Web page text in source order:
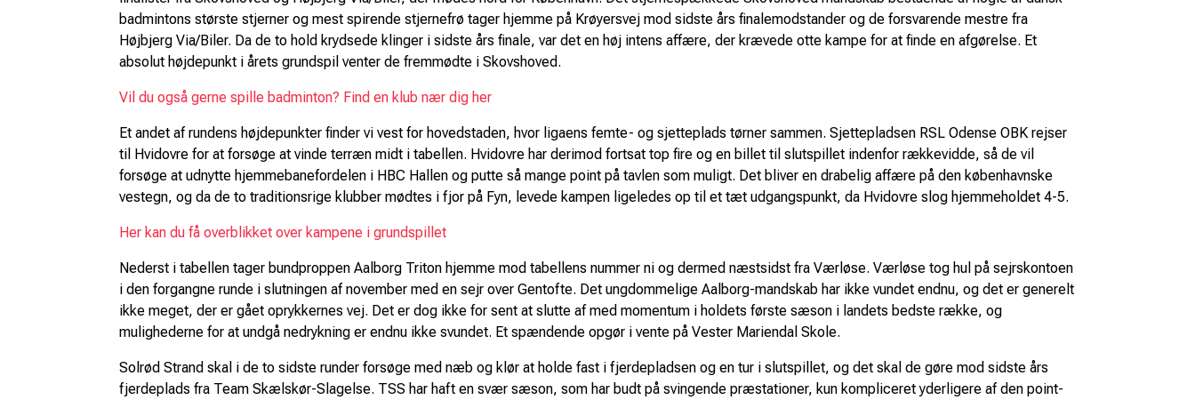
badmintons største stjerner og mest spirende stjernefrø tager hjemme på Krøyersvej mod sidste års finalemodstander og de forsvarende mestre fra
Højbjerg Via/Biler. Da de to hold krydsede klinger i sidste års finale, var det en høj intens affære, der krævede otte kampe for at finde en afgørelse. Et
absolut højdepunkt i årets grundspil venter de fremmødte i Skovshoved.
Vil du også gerne spille badminton? Find en klub nær dig her
Et andet af rundens højdepunkter finder vi vest for hovedstaden, hvor ligaens femte- og sjetteplads tørner sammen. Sjettepladsen RSL Odense OBK rejser
til Hvidovre for at forsøge at vinde terræn midt i tabellen. Hvidovre har derimod fortsat top fire og en billet til slutspillet indenfor rækkevidde, så de vil
forsøge at udnytte hjemmebanefordelen i HBC Hallen og putte så mange point på tavlen som muligt. Det bliver en drabelig affære på den københavnske
vestegn, og da de to traditionsrige klubber mødtes i fjor på Fyn, levede kampen ligeledes op til et tæt udgangspunkt, da Hvidovre slog hjemmeholdet 4-5.
Her kan du få overblikket over kampene i grundspillet
Nederst i tabellen tager bundproppen Aalborg Triton hjemme mod tabellens nummer ni og dermed næstsidst fra Værløse. Værløse tog hul på sejrskontoen
i den forgangne runde i slutningen af november med en sejr over Gentofte. Det ungdommelige Aalborg-mandskab har ikke vundet endnu, og det er generelt
ikke meget, der er gået oprykkernes vej. Det er dog ikke for sent at slutte af med momentum i holdets første sæson i landets bedste række, og
mulighederne for at undgå nedrykning er endnu ikke svundet. Et spændende opgør i vente på Vester Mariendal Skole.
Solrød Strand skal i de to sidste runder forsøge med næb og klør at holde fast i fjerdepladsen og en tur i slutspillet, og det skal de gøre mod sidste års
fjerdeplads fra Team Skælskør-Slagelse. TSS har haft en svær sæson, som har budt på svingende præstationer, kun kompliceret yderligere af den point-